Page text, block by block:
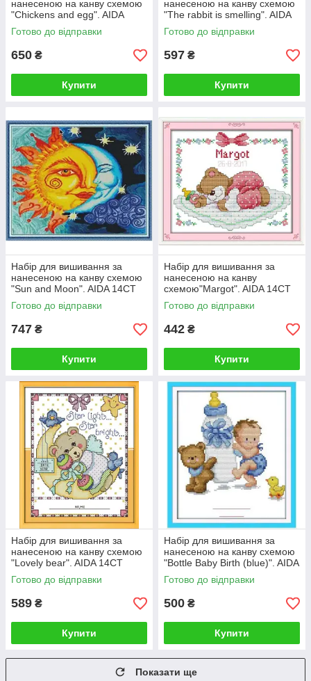
нанесеною на канву схемою
"Chickens and egg". AIDA
14CT printed, 34*34 см
Готово до відправки
650 ₴
Купити
нанесеною на канву схемою
"The rabbit is smelling". AIDA
14CT printed, 33*43 см
Готово до відправки
597 ₴
Купити
Набір для вишивання за
нанесеною на канву схемою
"Sun and Moon". AIDA 14CT
printed, 44*36 см
Готово до відправки
747 ₴
Купити
Набір для вишивання за
нанесеною на канву
схемою"Margot". AIDA 14CT
printed, 25*20 см
Готово до відправки
442 ₴
Купити
Набір для вишивання за
нанесеною на канву схемою
"Lovely bear". AIDA 14CT
printed, 25*30 см
Готово до відправки
589 ₴
Купити
Набір для вишивання за
нанесеною на канву схемою
"Bottle Baby Birth (blue)". AIDA
14CT printed, 20*25 см
Готово до відправки
500 ₴
Купити
Показати ще